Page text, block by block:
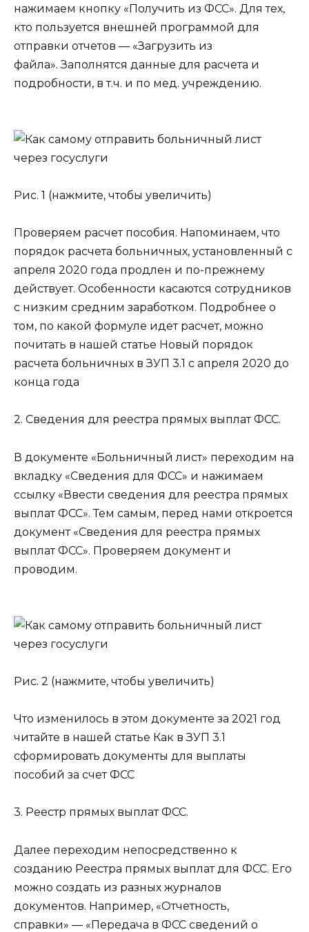
нажимаем кнопку «Получить из ФСС». Для тех,
кто пользуется внешней программой для
отправки отчетов — «Загрузить из
файла». Заполнятся данные для расчета и
подробности, в т.ч. и по мед. учреждению.
Рис. 1 (нажмите, чтобы увеличить)
Проверяем расчет пособия. Напоминаем, что
порядок расчета больничных, установленный с
апреля 2020 года продлен и по-прежнему
действует. Особенности касаются сотрудников
с низким средним заработком. Подробнее о
том, по какой формуле идет расчет, можно
почитать в нашей статье Новый порядок
расчета больничных в ЗУП 3.1 с апреля 2020 до
конца года
2. Сведения для реестра прямых выплат ФСС.
В документе «Больничный лист» переходим на
вкладку «Сведения для ФСС» и нажимаем
ссылку «Ввести сведения для реестра прямых
выплат ФСС». Тем самым, перед нами откроется
документ «Сведения для реестра прямых
выплат ФСС». Проверяем документ и
проводим.
Рис. 2 (нажмите, чтобы увеличить)
Что изменилось в этом документе за 2021 год
читайте в нашей статье Как в ЗУП 3.1
сформировать документы для выплаты
пособий за счет ФСС
3. Реестр прямых выплат ФСС.
Далее переходим непосредственно к
созданию Реестра прямых выплат для ФСС. Его
можно создать из разных журналов
документов. Например, «Отчетность,
справки» — «Передача в ФСС сведений о